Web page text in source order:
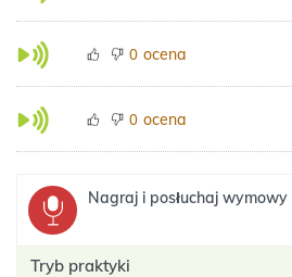
0 ocena
0 ocena
Nagraj i posłuchaj wymowy
Tryb praktyki